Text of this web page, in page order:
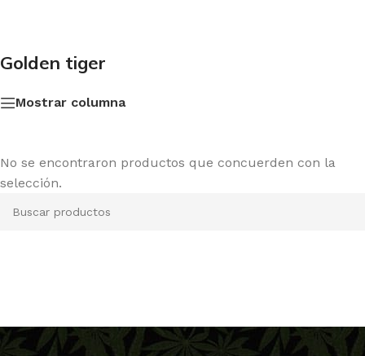
Golden tiger
Mostrar columna
No se encontraron productos que concuerden con la
selección.